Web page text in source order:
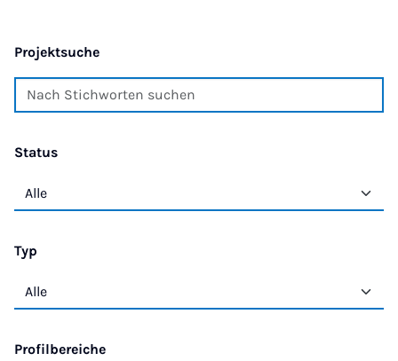
Projektsuche
Status
Typ
Profilbereiche